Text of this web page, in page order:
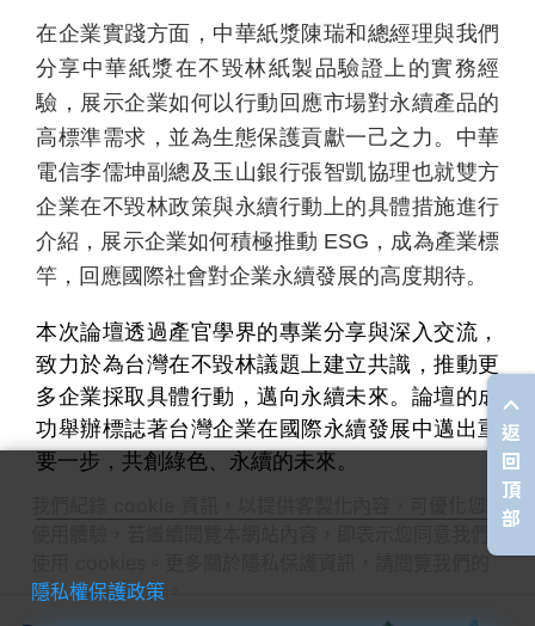
在企業實踐方面，中華紙漿陳瑞和總經理與我們
分享中華紙漿在不毀林紙製品驗證上的實務經
驗，展示企業如何以行動回應市場對永續產品的
高標準需求，並為生態保護貢獻一己之力。 中華
電信李儒坤副總及玉山銀行張智凱協理也就雙方
企業在不毀林政策與永續行動上的具體措施進行
介紹，展示企業如何積極推動 ESG ，成為產業標
竿，回應國際社會對企業永續發展的高度期待。
本次論壇透過產官學界的專業分享與深入交流，
致力於為台灣在不毀林議題上建立共識，推動更
多企業採取具體行動，邁向永續未來。論壇的成
功舉辦標誌著台灣企業在國際永續發展中邁出重
要一步，共創綠色、永續的未來。
返
回
頂
部
我們紀錄 cookie 資訊，以提供客製化內容，可優化您的
隱私權保護政策。